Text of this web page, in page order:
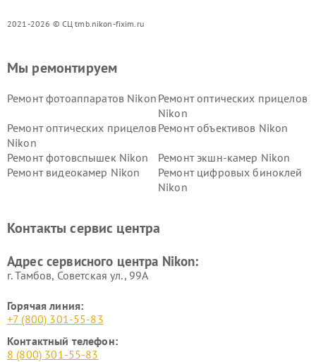
2021-2026 © СЦ tmb.nikon-fixim.ru
Мы ремонтируем
Ремонт фотоаппаратов Nikon Ремонт оптических прицелов
Nikon
Ремонт оптических прицелов
Nikon
Ремонт объективов Nikon
Ремонт фотовспышек Nikon
Ремонт экшн-камер Nikon
Ремонт видеокамер Nikon
Ремонт цифровых биноклей
Nikon
Ремонт цифровых монокуляров Nikon
Контакты сервис центра
Адрес сервисного центра Nikon:
г. Тамбов, Советская ул., 99А
Горячая линия:
+7 (800) 301-55-83
Контактный телефон:
8 (800) 301-55-83